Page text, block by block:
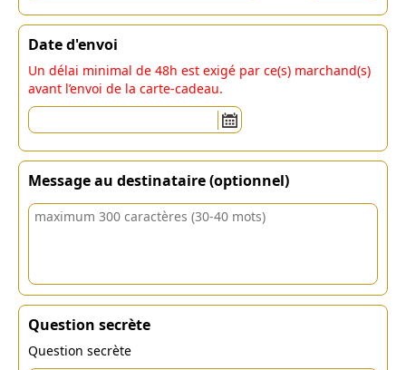
Date d'envoi
Un délai minimal de 48h est exigé par ce(s) marchand(s)
avant l’envoi de la carte-cadeau.
Message au destinataire (optionnel)
Question secrète
Question secrète